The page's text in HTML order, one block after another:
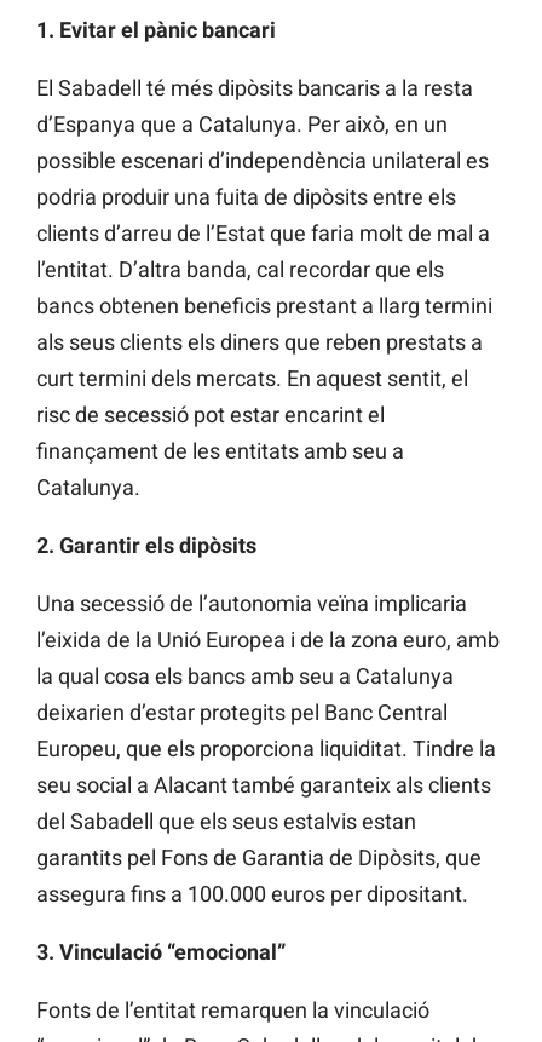
1. Evitar el pànic bancari
El Sabadell té més dipòsits bancaris a la resta
d’Espanya que a Catalunya. Per això, en un
possible escenari d’independència unilateral es
podria produir una fuita de dipòsits entre els
clients d’arreu de l’Estat que faria molt de mal a
l’entitat. D’altra banda, cal recordar que els
bancs obtenen beneficis prestant a llarg termini
als seus clients els diners que reben prestats a
curt termini dels mercats. En aquest sentit, el
risc de secessió pot estar encarint el
finançament de les entitats amb seu a
Catalunya.
2. Garantir els dipòsits
Una secessió de l’autonomia veïna implicaria
l’eixida de la Unió Europea i de la zona euro, amb
la qual cosa els bancs amb seu a Catalunya
deixarien d’estar protegits pel Banc Central
Europeu, que els proporciona liquiditat. Tindre la
seu social a Alacant també garanteix als clients
del Sabadell que els seus estalvis estan
garantits pel Fons de Garantia de Dipòsits, que
assegura fins a 100.000 euros per dipositant.
3. Vinculació “emocional”
Fonts de l’entitat remarquen la vinculació